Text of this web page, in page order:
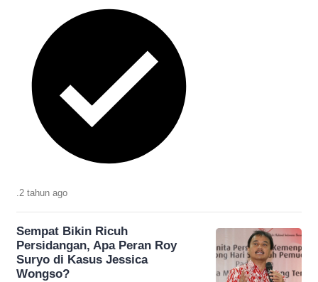
.2 tahun ago
Sempat Bikin Ricuh
Persidangan, Apa Peran Roy
Suryo di Kasus Jessica
Wongso?